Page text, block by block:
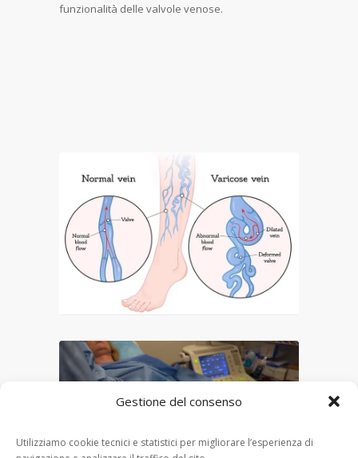
Gestione del consenso
Utilizziamo cookie tecnici e statistici per migliorare l’esperienza di
funzionalità delle valvole venose.